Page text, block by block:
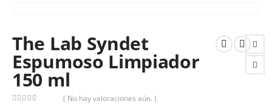
The Lab Syndet
Espumoso Limpiador
150 ml
( No hay valoraciones aún. )